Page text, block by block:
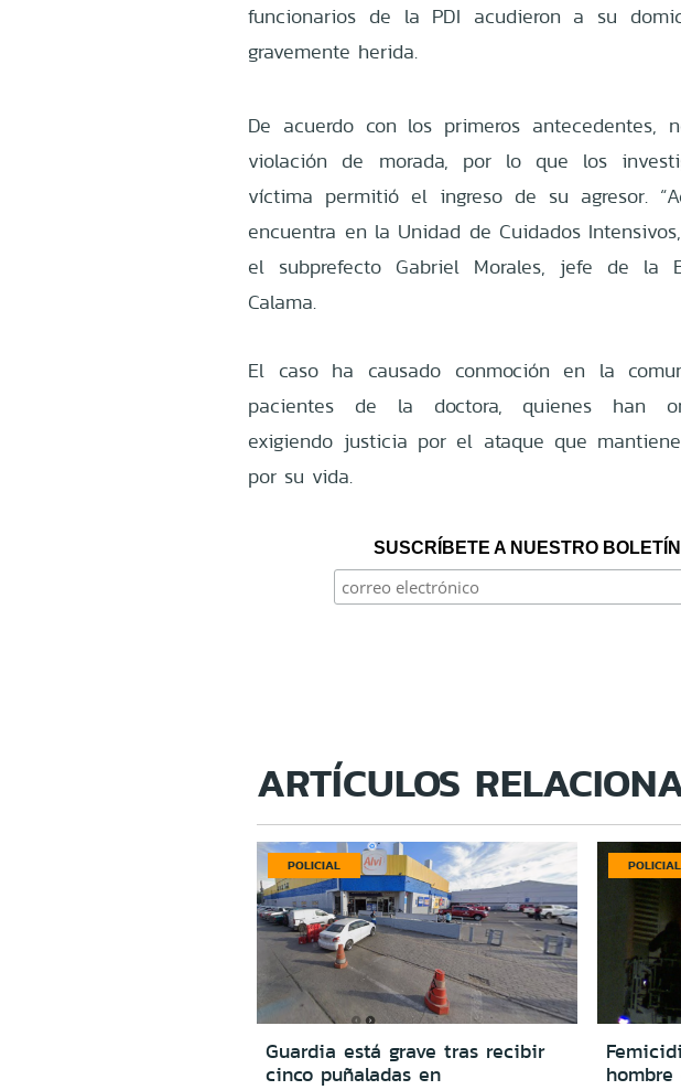
funcionarios de la PDI acudieron a su
gravemente herida.
De acuerdo con los primeros antecedentes,
violación de morada, por lo que los
víctima permitió el ingreso de su agresor.
encuentra en la Unidad de Cuidados
el subprefecto Gabriel Morales, jefe de la
Calama.
El caso ha causado conmoción en la
pacientes de la doctora, quienes han
exigiendo justicia por el ataque que
por su vida.
SUSCRÍBETE A NUESTRO
ARTÍCULOS
POLICIAL
Guardia está grave tras recibir
cinco puñaladas en
POLICIAL